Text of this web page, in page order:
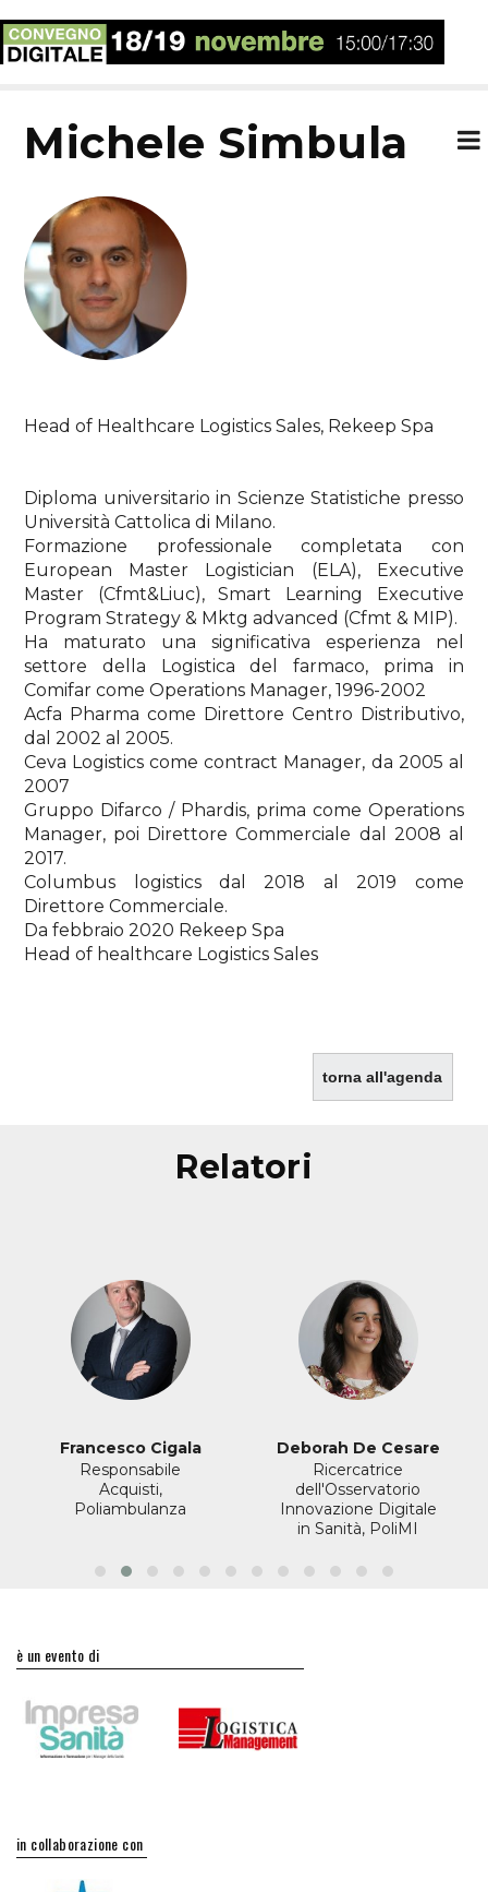
Michele Simbula
Head of Healthcare Logistics Sales, Rekeep Spa
Diploma universitario in Scienze Statistiche presso
Università Cattolica di Milano.
Formazione professionale completata con
European Master Logistician (ELA), Executive
Master (Cfmt&Liuc), Smart Learning Executive
Program Strategy & Mktg advanced (Cfmt & MIP).
Ha maturato una significativa esperienza nel
settore della Logistica del farmaco, prima in
Comifar come Operations Manager, 1996-2002
Acfa Pharma come Direttore Centro Distributivo,
dal 2002 al 2005.
Ceva Logistics come contract Manager, da 2005 al
2007
Gruppo Difarco / Phardis, prima come Operations
Manager, poi Direttore Commerciale dal 2008 al
2017.
Columbus logistics dal 2018 al 2019 come
Direttore Commerciale.
Da febbraio 2020 Rekeep Spa
Head of healthcare Logistics Sales
torna all'agenda
relatori
Francesco Cigala
Responsabile
Acquisti,
Poliambulanza
Deborah De Cesare
Ricercatrice
dell'Osservatorio
Innovazione Digitale
in Sanità, PoliMI
è un evento di
in collaborazione con